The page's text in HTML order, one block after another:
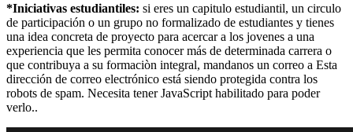
*Iniciativas estudiantiles: si eres un capitulo estudiantil, un circulo
de participación o un grupo no formalizado de estudiantes y tienes
una idea concreta de proyecto para acercar a los jovenes a una
experiencia que les permita conocer más de determinada carrera o
que contribuya a su formaciòn integral, mandanos un correo a Esta
dirección de correo electrónico está siendo protegida contra los
robots de spam. Necesita tener JavaScript habilitado para poder
verlo..